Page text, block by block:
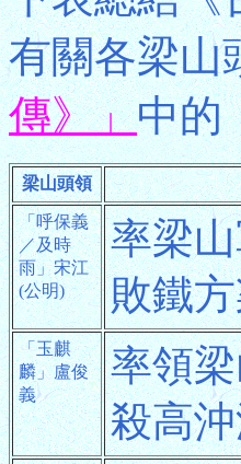
有關各梁山
傳》」中的
梁山頭領
「呼保義
／及時
雨」宋江
(公明)
率梁
敗鐵
「玉麒
麟」盧俊
義
率領
殺高